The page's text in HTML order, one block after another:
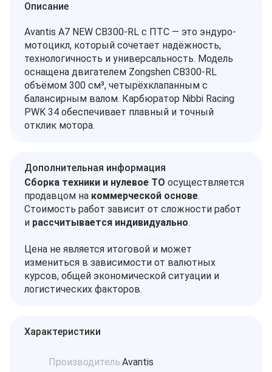
Описание
Avantis A7 NEW CB300-RL с ПТС — это эндуро-
мотоцикл, который сочетает надёжность,
технологичность и универсальность. Модель
оснащена двигателем Zongshen CB300-RL
объёмом 300 см³, четырёхклапанным с
балансирным валом. Карбюратор Nibbi Racing
PWK 34 обеспечивает плавный и точный
отклик мотора.
Дополнительная информация
Сборка техники и нулевое ТО осуществляется
продавцом на коммерческой основе.
Стоимость работ зависит от сложности работ
и рассчитывается индивидуально.
Цена не является итоговой и может
измениться в зависимости от валютных
курсов, общей экономической ситуации и
логистических факторов.
Характеристики
Производитель:Avantis